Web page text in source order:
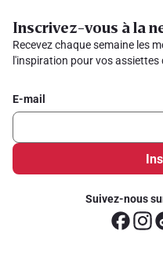
Inscrivez-vous à la
Recevez chaque semaine les
l'inspiration pour vos
E-mail
Suivez-nous